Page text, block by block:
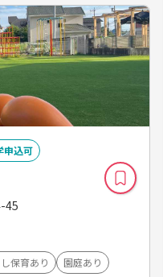
申込可
45
保育あり
園庭あり